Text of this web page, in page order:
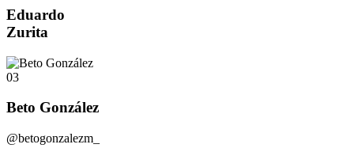
Eduardo
Zurita
03
Beto González
@betogonzalezm_